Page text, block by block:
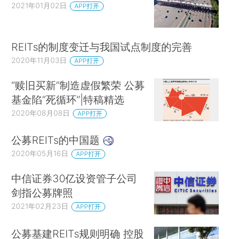
2021年01月02日 APP打开
REITs的制度变迁与我国试点制度的完善
2020年11月03日 APP打开
“赎旧买新”制造虚假繁荣 公募
基金陷“死循环”|特稿精选
2020年08月08日 APP打开
公募REITs的中国题
2020年05月16日 APP打开
中信证券30亿设资管子公司
剑指公募牌照
2021年02月23日 APP打开
公募基建REITs规则明确 控股